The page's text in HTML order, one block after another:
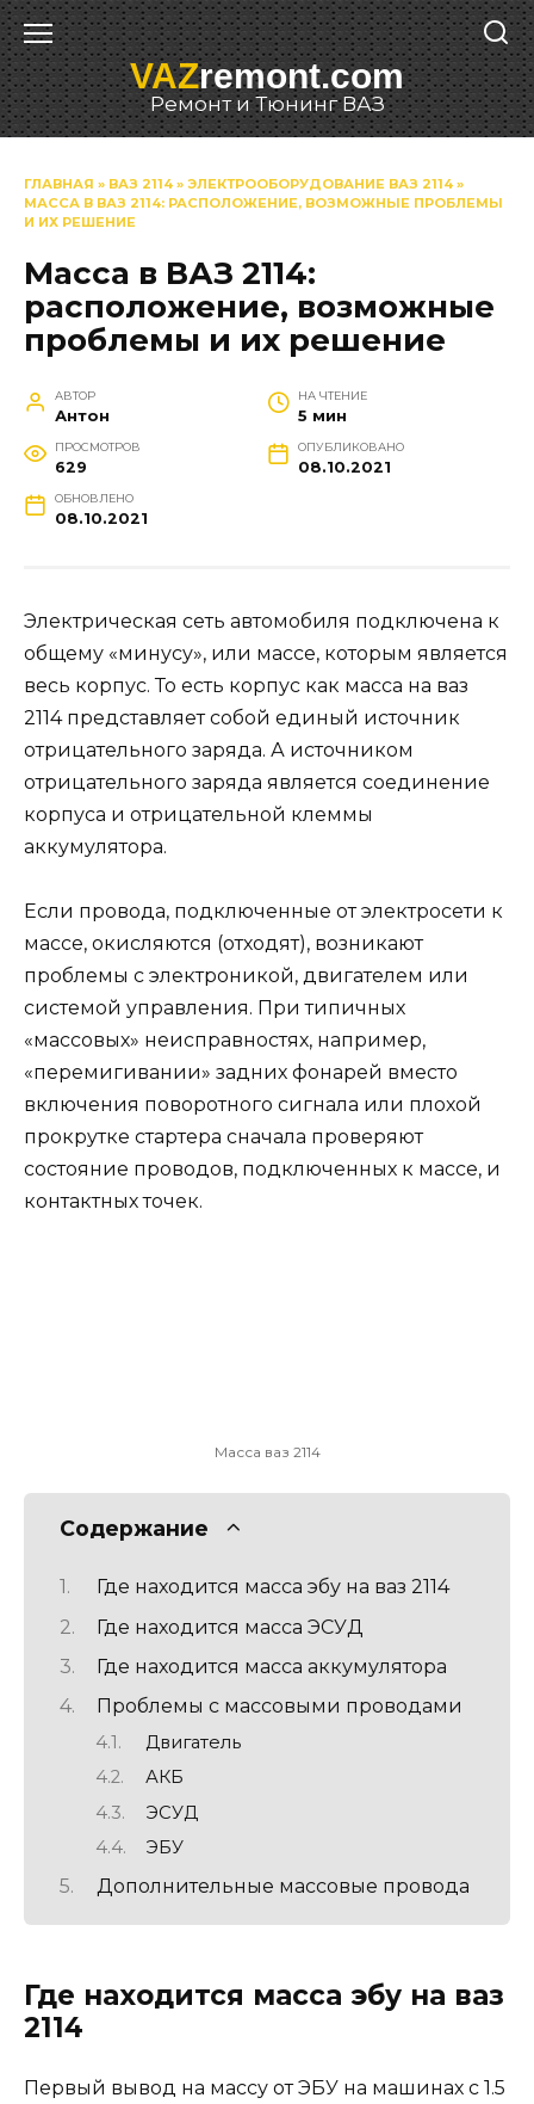
Перейти
к
содержаниюVAZremont.com
Ремонт и Тюнинг ВАЗ
ГЛАВНАЯ » ВАЗ 2114 » ЭЛЕКТРООБОРУДОВАНИЕ ВАЗ 2114 »
МАССА В ВАЗ 2114: РАСПОЛОЖЕНИЕ, ВОЗМОЖНЫЕ ПРОБЛЕМЫ
И ИХ РЕШЕНИЕ
Масса в ВАЗ 2114:
расположение, возможные
проблемы и их решение
АВТОР
Антон
НА ЧТЕНИЕ
5 мин
ПРОСМОТРОВ
629
ОПУБЛИКОВАНО
08.10.2021
ОБНОВЛЕНО
08.10.2021
Электрическая сеть автомобиля подключена к
общему «минусу», или массе, которым является
весь корпус. То есть корпус как масса на ваз
2114 представляет собой единый источник
отрицательного заряда. А источником
отрицательного заряда является соединение
корпуса и отрицательной клеммы
аккумулятора.
Если провода, подключенные от электросети к
массе, окисляются (отходят), возникают
проблемы с электроникой, двигателем или
системой управления. При типичных
«массовых» неисправностях, например,
«перемигивании» задних фонарей вместо
включения поворотного сигнала или плохой
прокрутке стартера сначала проверяют
состояние проводов, подключенных к массе, и
контактных точек.
Масса ваз 2114
Содержание
Где находится масса эбу на ваз 2114
Где находится масса ЭСУД
Где находится масса аккумулятора
Проблемы с массовыми проводами
Двигатель
АКБ
ЭСУД
ЭБУ
Дополнительные массовые провода
Где находится масса эбу на ваз
2114
Первый вывод на массу от ЭБУ на машинах с 1.5